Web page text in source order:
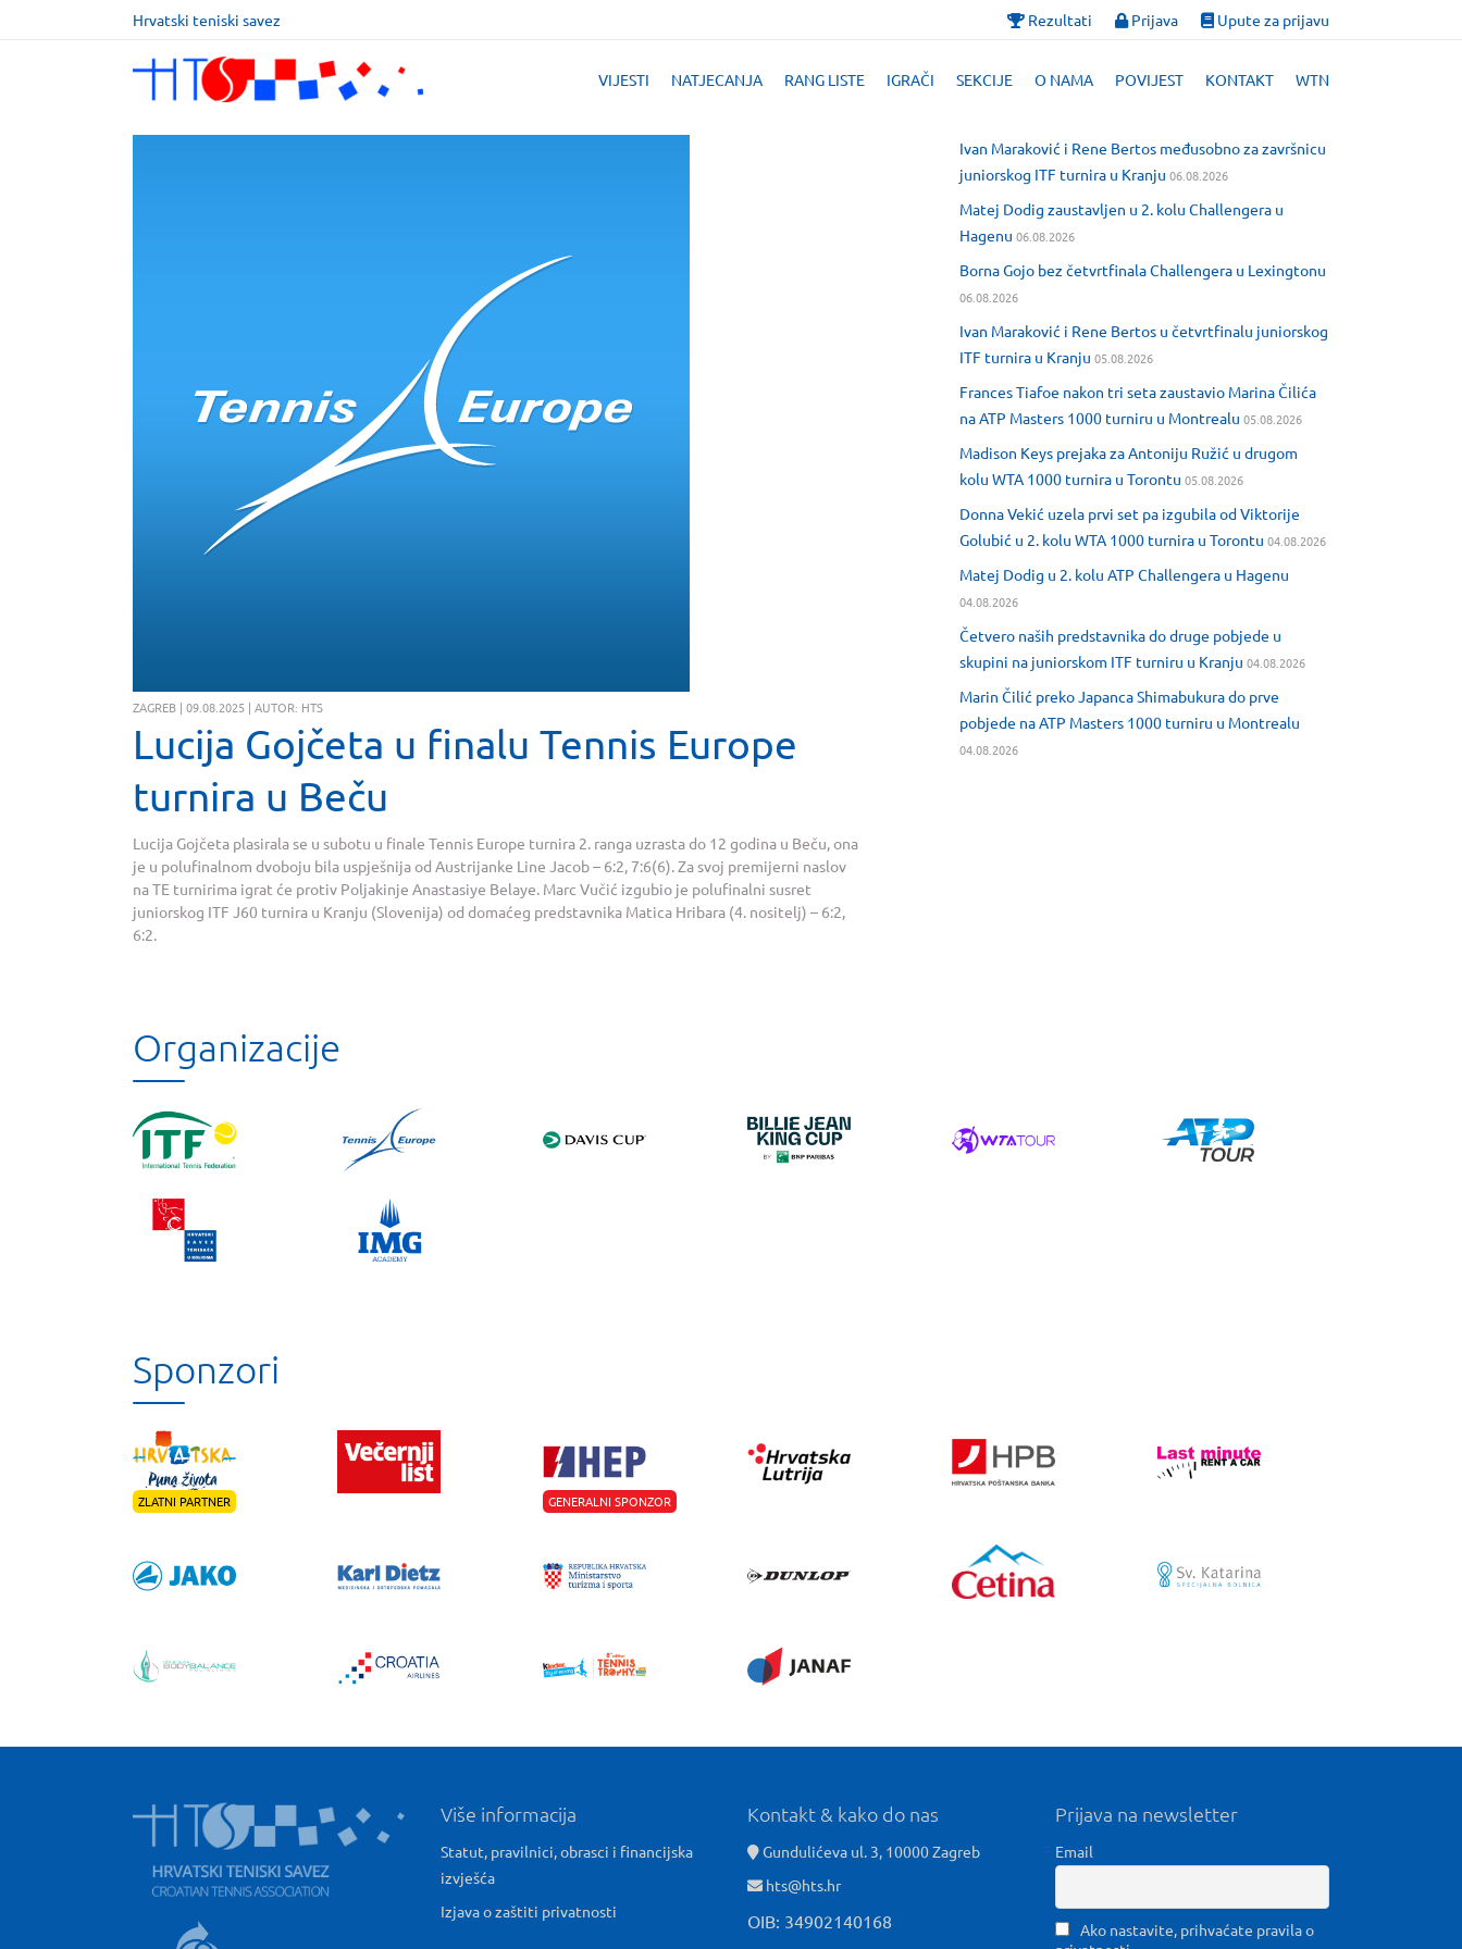
Hrvatski teniski savez Rezultati Prijava Upute za prijavu
VIJESTI NATJECANJA RANG LISTE IGRAČI SEKCIJE O NAMA POVIJEST KONTAKT WTN
ZAGREB | 09.08.2025 | AUTOR: HTS
Lucija Gojčeta u finalu Tennis Europe
turnira u Beču
Lucija Gojčeta plasirala se u subotu u finale Tennis Europe turnira 2. ranga uzrasta do 12 godina u Beču, ona
je u polufinalnom dvoboju bila uspješnija od Austrijanke Line Jacob – 6:2, 7:6(6). Za svoj premijerni naslov
na TE turnirima igrat će protiv Poljakinje Anastasiye Belaye. Marc Vučić izgubio je polufinalni susret
juniorskog ITF J60 turnira u Kranju (Slovenija) od domaćeg predstavnika Matica Hribara (4. nositelj) – 6:2,
6:2.
Ivan Maraković i Rene Bertos međusobno za završnicu
juniorskog ITF turnira u Kranju 06.08.2026
Matej Dodig zaustavljen u 2. kolu Challengera u
Hagenu 06.08.2026
Borna Gojo bez četvrtfinala Challengera u Lexingtonu
06.08.2026
Ivan Maraković i Rene Bertos u četvrtfinalu juniorskog
ITF turnira u Kranju 05.08.2026
Frances Tiafoe nakon tri seta zaustavio Marina Čilića
na ATP Masters 1000 turniru u Montrealu 05.08.2026
Madison Keys prejaka za Antoniju Ružić u drugom
kolu WTA 1000 turnira u Torontu 05.08.2026
Donna Vekić uzela prvi set pa izgubila od Viktorije
Golubić u 2. kolu WTA 1000 turnira u Torontu 04.08.2026
Matej Dodig u 2. kolu ATP Challengera u Hagenu
04.08.2026
Četvero naših predstavnika do druge pobjede u
skupini na juniorskom ITF turniru u Kranju 04.08.2026
Marin Čilić preko Japanca Shimabukura do prve
pobjede na ATP Masters 1000 turniru u Montrealu
04.08.2026
Organizacije
Sponzori
ZLATNI PARTNER GENERALNI SPONZOR
Više informacija
Statut, pravilnici, obrasci i financijska
izvješća
Izjava o zaštiti privatnosti
Kontakt & kako do nas
Gundulićeva ul. 3, 10000 Zagreb
hts@hts.hr
OIB: 34902140168
Prijava na newsletter
Email
Ako nastavite, prihvaćate pravila o